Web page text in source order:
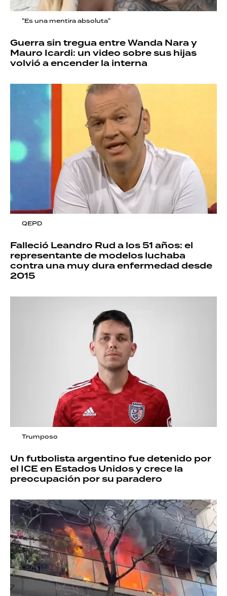
"Es una mentira absoluta"
Guerra sin tregua entre Wanda Nara y
Mauro Icardi: un video sobre sus hijas
volvió a encender la interna
QEPD
Falleció Leandro Rud a los 51 años: el
representante de modelos luchaba
contra una muy dura enfermedad desde
2015
Trumposo
Un futbolista argentino fue detenido por
el ICE en Estados Unidos y crece la
preocupación por su paradero